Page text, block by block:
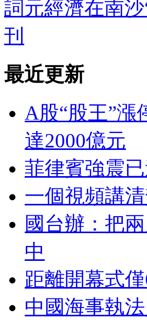
詞元經濟在南
刊
最近更新
A股“股王”漲
達2000億元
菲律賓強震
一個視頻講
國台辦：把
中
距離開幕式
中國海事執